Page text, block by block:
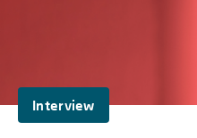
Interview